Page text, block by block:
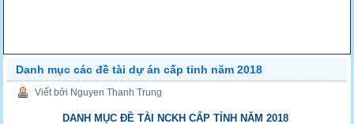
Danh mục các đề tài dự án cấp tỉnh năm 2018
Viết bởi Nguyen Thanh Trung
DANH MỤC ĐỀ TÀI NCKH CẤP TỈNH NĂM 2018